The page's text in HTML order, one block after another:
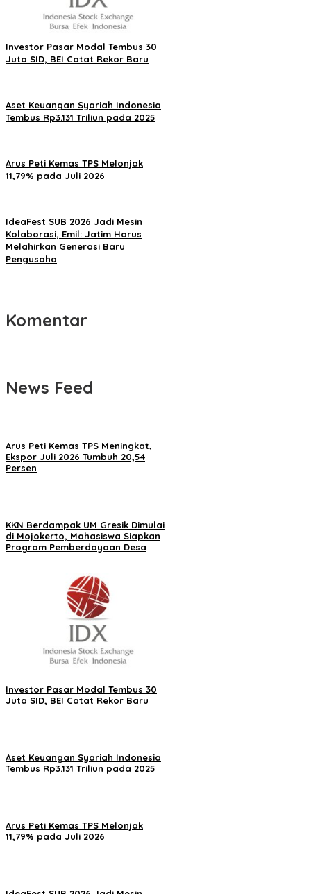
Investor Pasar Modal Tembus 30
Juta SID, BEI Catat Rekor Baru
Aset Keuangan Syariah Indonesia
Tembus Rp3.131 Triliun pada 2025
Arus Peti Kemas TPS Melonjak
11,79% pada Juli 2026
IdeaFest SUB 2026 Jadi Mesin
Kolaborasi, Emil: Jatim Harus
Melahirkan Generasi Baru
Pengusaha
Komentar
News Feed
Arus Peti Kemas TPS Meningkat,
Ekspor Juli 2026 Tumbuh 20,54
Persen
KKN Berdampak UM Gresik Dimulai
di Mojokerto, Mahasiswa Siapkan
Program Pemberdayaan Desa
Investor Pasar Modal Tembus 30
Juta SID, BEI Catat Rekor Baru
Aset Keuangan Syariah Indonesia
Tembus Rp3.131 Triliun pada 2025
Arus Peti Kemas TPS Melonjak
11,79% pada Juli 2026